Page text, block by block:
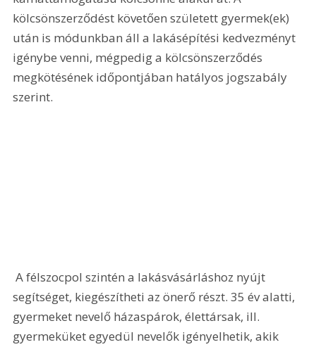
kölcsönszerződést követően született gyermek(ek)
után is módunkban áll a lakásépítési kedvezményt
igénybe venni, mégpedig a kölcsönszerződés
megkötésének időpontjában hatályos jogszabály
szerint.
A félszocpol szintén a lakásvásárláshoz nyújt
segítséget, kiegészítheti az önerő részt. 35 év alatti,
gyermeket nevelő házaspárok, élettársak, ill.
gyermeküket egyedül nevelők igényelhetik, akik